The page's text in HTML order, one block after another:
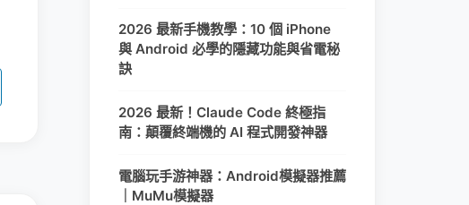
2026 最新手機教學：10 個 iPhone
與 Android 必學的隱藏功能與省電秘
訣
2026 最新！Claude Code 終極指
南：顛覆終端機的 AI 程式開發神器
電腦玩手游神器：Android模擬器推薦
｜MuMu模擬器